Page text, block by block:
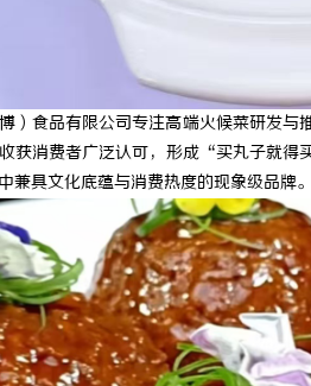
食品有限公司专注高端火候菜研发
获消费者广泛认可，形成“买丸子就得
兼具文化底蕴与消费热度的现象级品牌